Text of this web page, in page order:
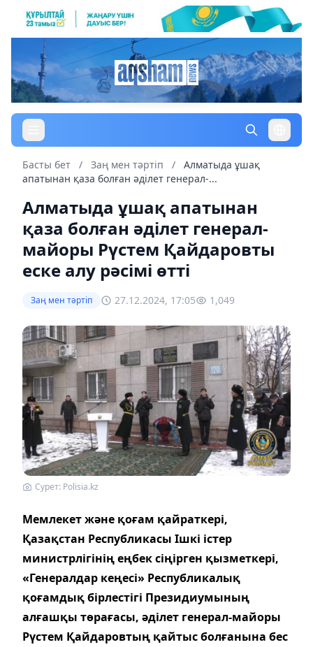
Басты бет / Заң мен тəртіп /
Алматыда ұшақ
апатынан қаза болған әділет генерал-...
Алматыда ұшақ апатынан
қаза болған әділет генерал-
майоры Рүстем Қайдаровты
еске алу рәсімі өтті
Заң мен тəртіп 27.12.2024, 17:05 1,049
Сурет: Polisia.kz
Мемлекет және қоғам қайраткері,
Қазақстан Республикасы Ішкі істер
министрлігінің еңбек сіңірген қызметкері,
«Генералдар кеңесі» Республикалық
қоғамдық бірлестігі Президиумының
алғашқы төрағасы, әділет генерал-майоры
Рүстем Қайдаровтың қайтыс болғанына бес